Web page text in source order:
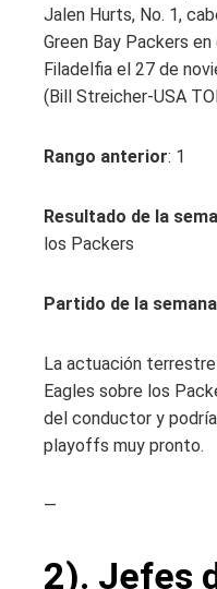
Jalen Hurts, No. 1,
Green Bay Packers
Filadelfia el 27 de
(Bill Streicher-USA
Rango anterior: 1
Resultado de la
los Packers
Partido de la
La actuación
Eagles sobre los
del conductor y
playoffs muy pronto.
—
2). Jefes